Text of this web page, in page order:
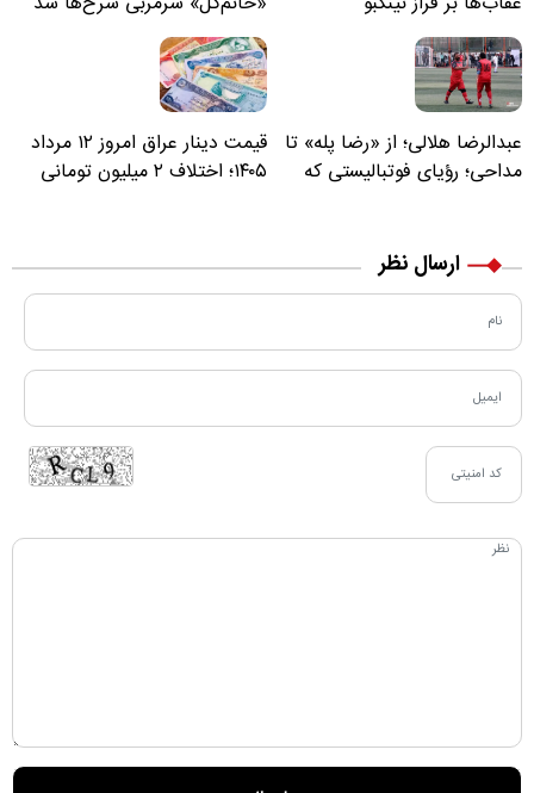
عبدالرضا هلالی؛ از «رضا پله» تا
مداحی؛ رؤیای فوتبالیستی که
قیمت دینار عراق امروز ۱۲ مرداد
۱۴۰۵؛ اختلاف ۲ میلیون تومانی
ارسال نظر